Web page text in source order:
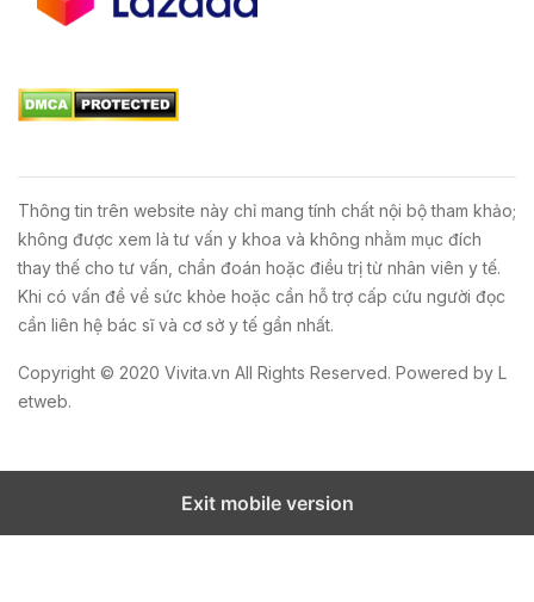
Thông tin trên website này chỉ mang tính chất nội bộ tham khảo;
không được xem là tư vấn y khoa và không nhằm mục đích
thay thế cho tư vấn, chẩn đoán hoặc điều trị từ nhân viên y tế.
Khi có vấn đề về sức khỏe hoặc cần hỗ trợ cấp cứu người đọc
cần liên hệ bác sĩ và cơ sở y tế gần nhất.
Copyright © 2020 Vivita.vn All Rights Reserved. Powered by L
etweb.
Exit mobile version